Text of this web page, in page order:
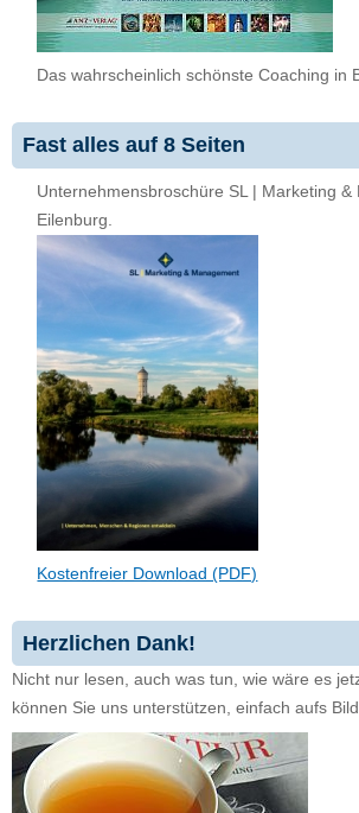
Das wahrscheinlich schönste Coaching in
Fast alles auf 8 Seiten
Unternehmensbroschüre SL | Marketing &
Eilenburg.
Kostenfreier Download (PDF)
Herzlichen Dank!
Nicht nur lesen, auch was tun, wie wäre es
können Sie uns unterstützen, einfach aufs Bild